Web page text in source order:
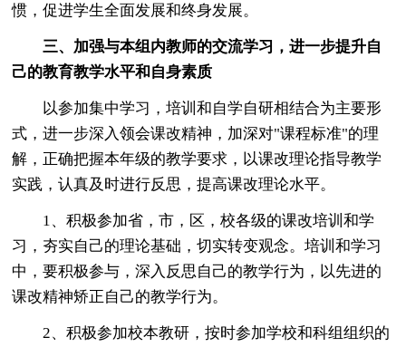
惯，促进学生全面发展和终身发展。
三、加强与本组内教师的交流学习，进一步提升自
己的教育教学水平和自身素质
以参加集中学习，培训和自学自研相结合为主要形
式，进一步深入领会课改精神，加深对"课程标准"的理
解，正确把握本年级的教学要求，以课改理论指导教学
实践，认真及时进行反思，提高课改理论水平。
1、积极参加省，市，区，校各级的课改培训和学
习，夯实自己的理论基础，切实转变观念。培训和学习
中，要积极参与，深入反思自己的教学行为，以先进的
课改精神矫正自己的教学行为。
2、积极参加校本教研，按时参加学校和科组组织的